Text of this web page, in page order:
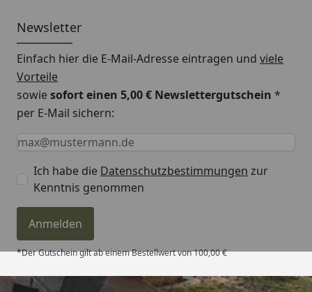
Newsletter
Einfach hier die E-Mail-Adresse eintragen und viele
Vorteile
sowiesofort einen 5,00 € Newslettergutschein *
per E-Mail sichern:
Keine Eingabe erforderlich
Eingabe erforderlich
E-Mail *
Ich habe die Datenschutzbestimmungen zur
Kenntnis genommen
Anmelden
*Der Gutschein gilt ab einem Bestellwert von 100,00 €